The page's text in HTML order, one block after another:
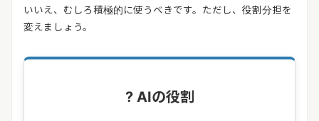
いいえ、むしろ積極的に使うべきです。ただし、役割分担を
変えましょう。
? AIの役割